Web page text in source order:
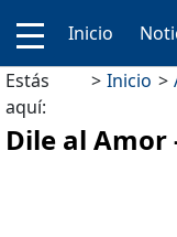
Inicio
Estás
aquí:
Inicio
Dile al